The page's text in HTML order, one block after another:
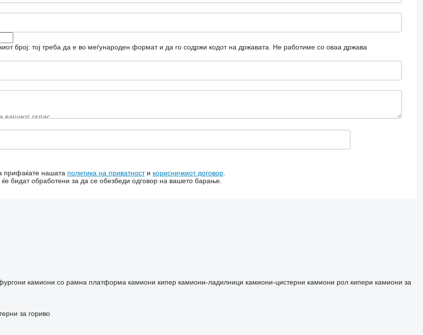
број: тој треба да е во меѓународен формат и да го содржи кодот на државата. Не работиме со оваа држава
прифаќате нашата политика на приватности корисничкиот договор.
бидат обработени за да се обезбеди одговор на вашето барање.
камиони со рамна платформа камиони кипер камиони-ладилници камиони-цистерни камиони рол кипери камиони за
за гориво